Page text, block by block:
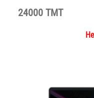
24000 TMT